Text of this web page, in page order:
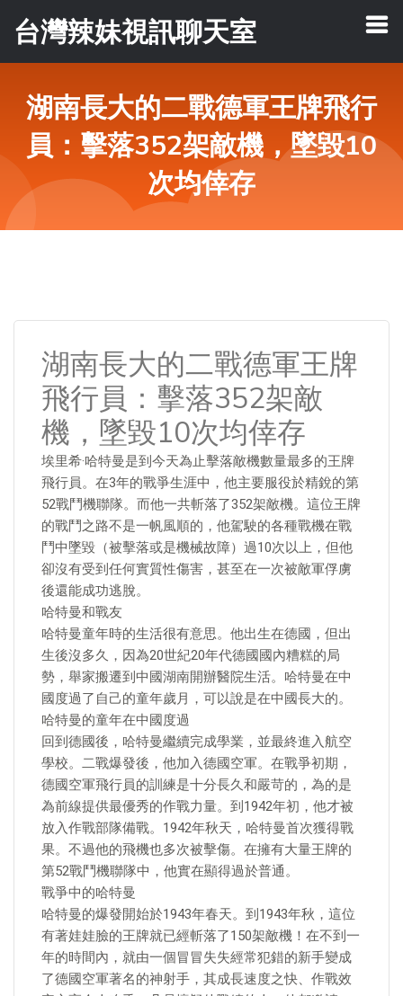
台灣辣妹視訊聊天室
湖南長大的二戰德軍王牌飛行
員：擊落352架敵機，墜毀10
次均倖存
湖南長大的二戰德軍王牌
飛行員：擊落352架敵
機，墜毀10次均倖存
埃里希·哈特曼是到今天為止擊落敵機數量最多的王牌
飛行員。在3年的戰爭生涯中，他主要服役於精銳的第
52戰鬥機聯隊。而他一共斬落了352架敵機。這位王牌
的戰鬥之路不是一帆風順的，他駕駛的各種戰機在戰
鬥中墜毀（被擊落或是機械故障）過10次以上，但他
卻沒有受到任何實質性傷害，甚至在一次被敵軍俘虜
後還能成功逃脫。
哈特曼和戰友
哈特曼童年時的生活很有意思。他出生在德國，但出
生後沒多久，因為20世紀20年代德國國內糟糕的局
勢，舉家搬遷到中國湖南開辦醫院生活。哈特曼在中
國度過了自己的童年歲月，可以說是在中國長大的。
哈特曼的童年在中國度過
回到德國後，哈特曼繼續完成學業，並最終進入航空
學校。二戰爆發後，他加入德國空軍。在戰爭初期，
德國空軍飛行員的訓練是十分長久和嚴苛的，為的是
為前線提供最優秀的作戰力量。到1942年初，他才被
放入作戰部隊備戰。1942年秋天，哈特曼首次獲得戰
果。不過他的飛機也多次被擊傷。在擁有大量王牌的
第52戰鬥機聯隊中，他實在顯得過於普通。
戰爭中的哈特曼
哈特曼的爆發開始於1943年春天。到1943年秋，這位
有著娃娃臉的王牌就已經斬落了150架敵機！在不到一
年的時間內，就由一個冒冒失失經常犯錯的新手變成
了德國空軍著名的神射手，其成長速度之快、作戰效